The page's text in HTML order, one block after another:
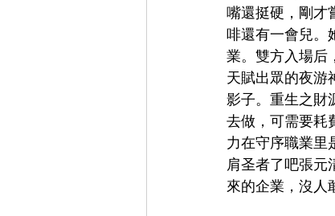
嘴還挺硬，剛才
啡還有一會兒。
業。雙方入場后
天賦出眾的夜游
影子。重生之財
去做，可需要耗
力在守序職業里
肩圣者了吧張元
來的企業，沒人